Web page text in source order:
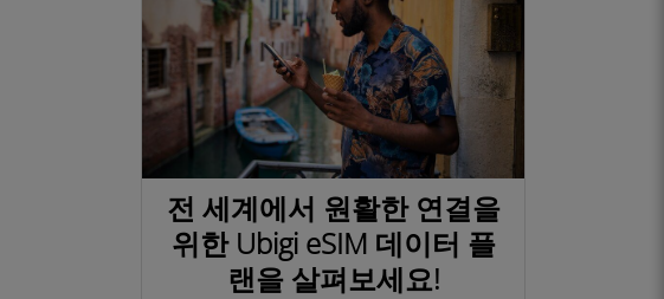
전 세계에서 원활한 연결을
위한 Ubigi eSIM 데이터 플
랜을 살펴보세요!